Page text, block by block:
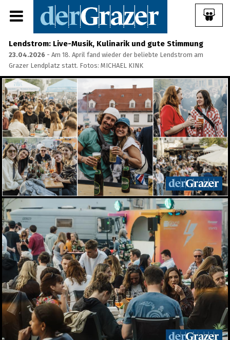
Lendstrom: Live-Musik, Kulinarik und gute Stimmung
23.04.2026 - Am 18. April fand wieder der beliebte Lendstrom am
Grazer Lendplatz statt. Fotos: MICHAEL KINK
Share Album:
ANMELDEN
IMPRESSUM
Ein Frühstück für die
Annenstraße - Das vierte
Annenfrühstück
22.07.2026
Seit 50 Jahren steht
Starkoch Johann Lafer in
der Küche
22.07.2026
Spiel, Spaß und Lernen in
der Kinderstadt Bibongo
14.07.2026
Die Grüne Nacht des
steirischen Tourismus
09.07.2026